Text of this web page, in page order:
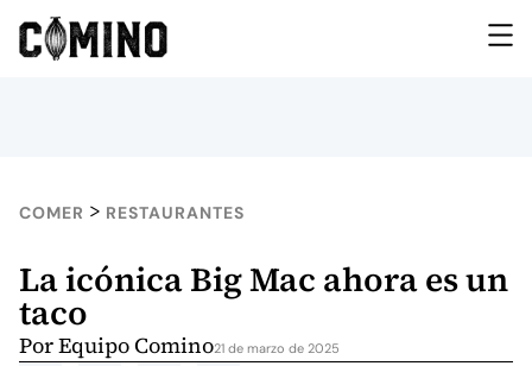
COMER > RESTAURANTES
La icónica Big Mac ahora es un
taco
PorEquipo Comino21 de marzo de 2025